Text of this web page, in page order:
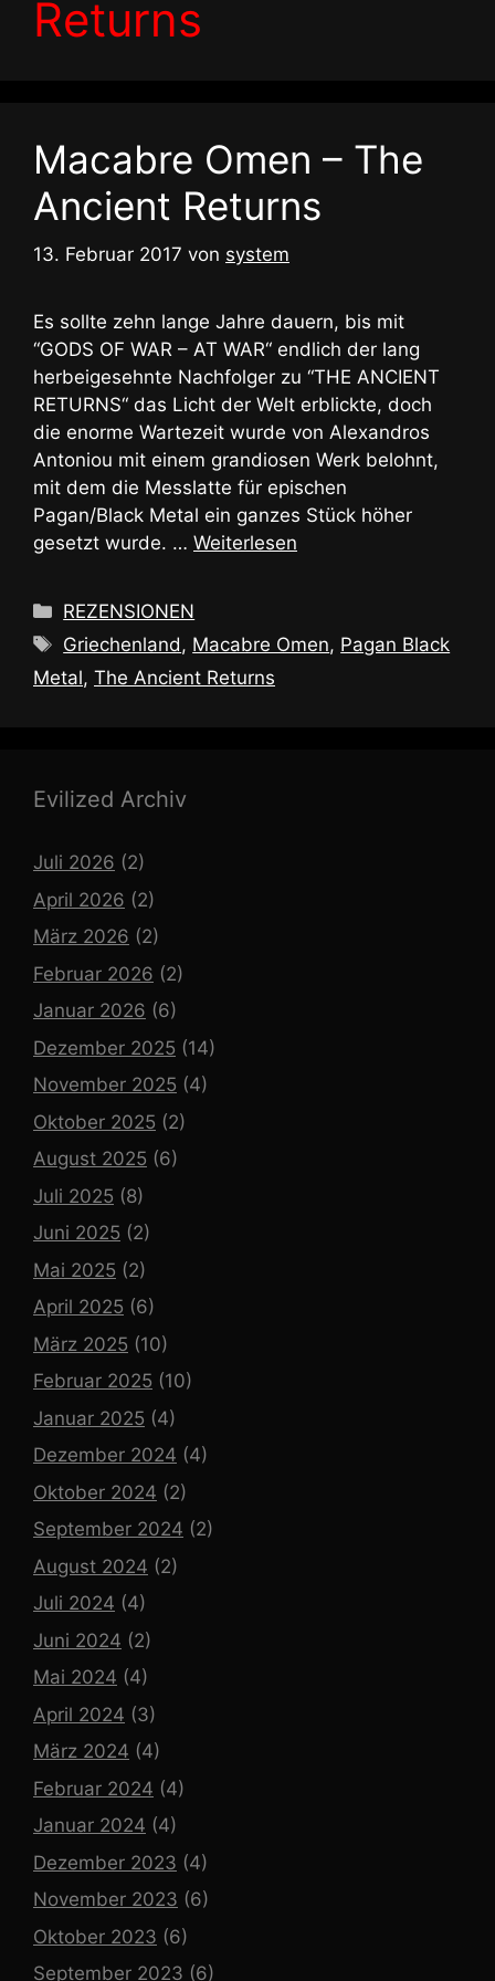
Returns
Macabre Omen – The
Ancient Returns
13. Februar 2017 von system
Es sollte zehn lange Jahre dauern, bis mit
“GODS OF WAR – AT WAR“ endlich der lang
herbeigesehnte Nachfolger zu “THE ANCIENT
RETURNS“ das Licht der Welt erblickte, doch
die enorme Wartezeit wurde von Alexandros
Antoniou mit einem grandiosen Werk belohnt,
mit dem die Messlatte für epischen
Pagan/Black Metal ein ganzes Stück höher
gesetzt wurde. … Weiterlesen
Kategorien
REZENSIONEN
Schlagwörter
Griechenland, Macabre Omen, Pagan Black
Metal, The Ancient Returns
Evilized Archiv
Juli 2026 (2)
April 2026 (2)
März 2026 (2)
Februar 2026 (2)
Januar 2026 (6)
Dezember 2025 (14)
November 2025 (4)
Oktober 2025 (2)
August 2025 (6)
Juli 2025 (8)
Juni 2025 (2)
Mai 2025 (2)
April 2025 (6)
März 2025 (10)
Februar 2025 (10)
Januar 2025 (4)
Dezember 2024 (4)
Oktober 2024 (2)
September 2024 (2)
August 2024 (2)
Juli 2024 (4)
Juni 2024 (2)
Mai 2024 (4)
April 2024 (3)
März 2024 (4)
Februar 2024 (4)
Januar 2024 (4)
Dezember 2023 (4)
November 2023 (6)
Oktober 2023 (6)
September 2023 (6)